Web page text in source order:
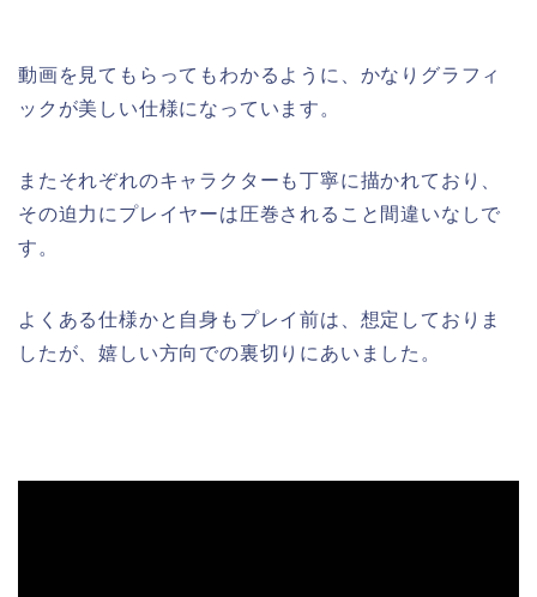
動画を見てもらってもわかるように、かなりグラフィ
ックが美しい仕様になっています。
またそれぞれのキャラクターも丁寧に描かれており、
その迫力にプレイヤーは圧巻されること間違いなしで
す。
よくある仕様かと自身もプレイ前は、想定しておりま
したが、嬉しい方向での裏切りにあいました。